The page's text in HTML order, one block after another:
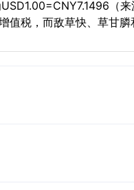
（
值税，而敌草快、草甘膦